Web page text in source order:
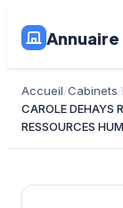
Annuaire
Accueil Cabinets
CAROLE DEHAYS
RESSOURCES